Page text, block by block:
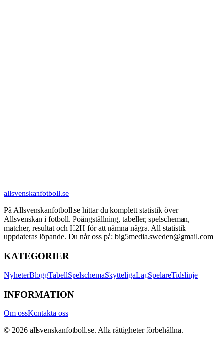
allsvenskanfotboll.se
På Allsvenskanfotboll.se hittar du komplett statistik över
Allsvenskan i fotboll. Poängställning, tabeller, spelscheman,
matcher, resultat och H2H för att nämna några. All statistik
uppdateras löpande. Du når oss på: big5media.sweden@gmail.com
KATEGORIER
NyheterBloggTabellSpelschemaSkytteligaLagSpelareTidslinje
INFORMATION
Om ossKontakta oss
© 2026 allsvenskanfotboll.se. Alla rättigheter förbehållna.